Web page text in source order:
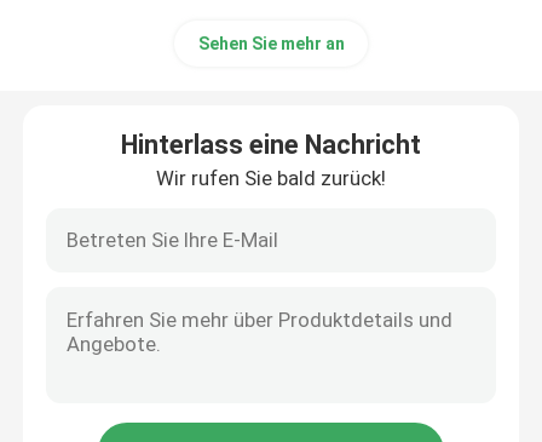
Sehen Sie mehr an
Hinterlass eine Nachricht
Wir rufen Sie bald zurück!